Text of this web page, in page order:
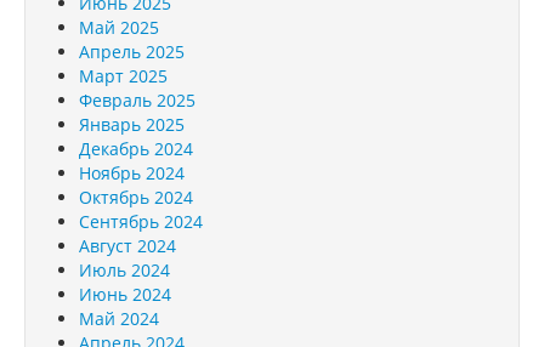
Май 2025
Апрель 2025
Март 2025
Февраль 2025
Январь 2025
Декабрь 2024
Ноябрь 2024
Октябрь 2024
Сентябрь 2024
Август 2024
Июль 2024
Июнь 2024
Май 2024